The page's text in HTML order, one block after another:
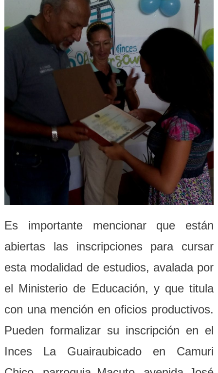
Es importante mencionar que están
abiertas las inscripciones para cursar
esta modalidad de estudios, avalada por
el Ministerio de Educación, y que titula
con una mención en oficios productivos.
Pueden formalizar su inscripción en el
Inces La Guairaubicado en Camuri